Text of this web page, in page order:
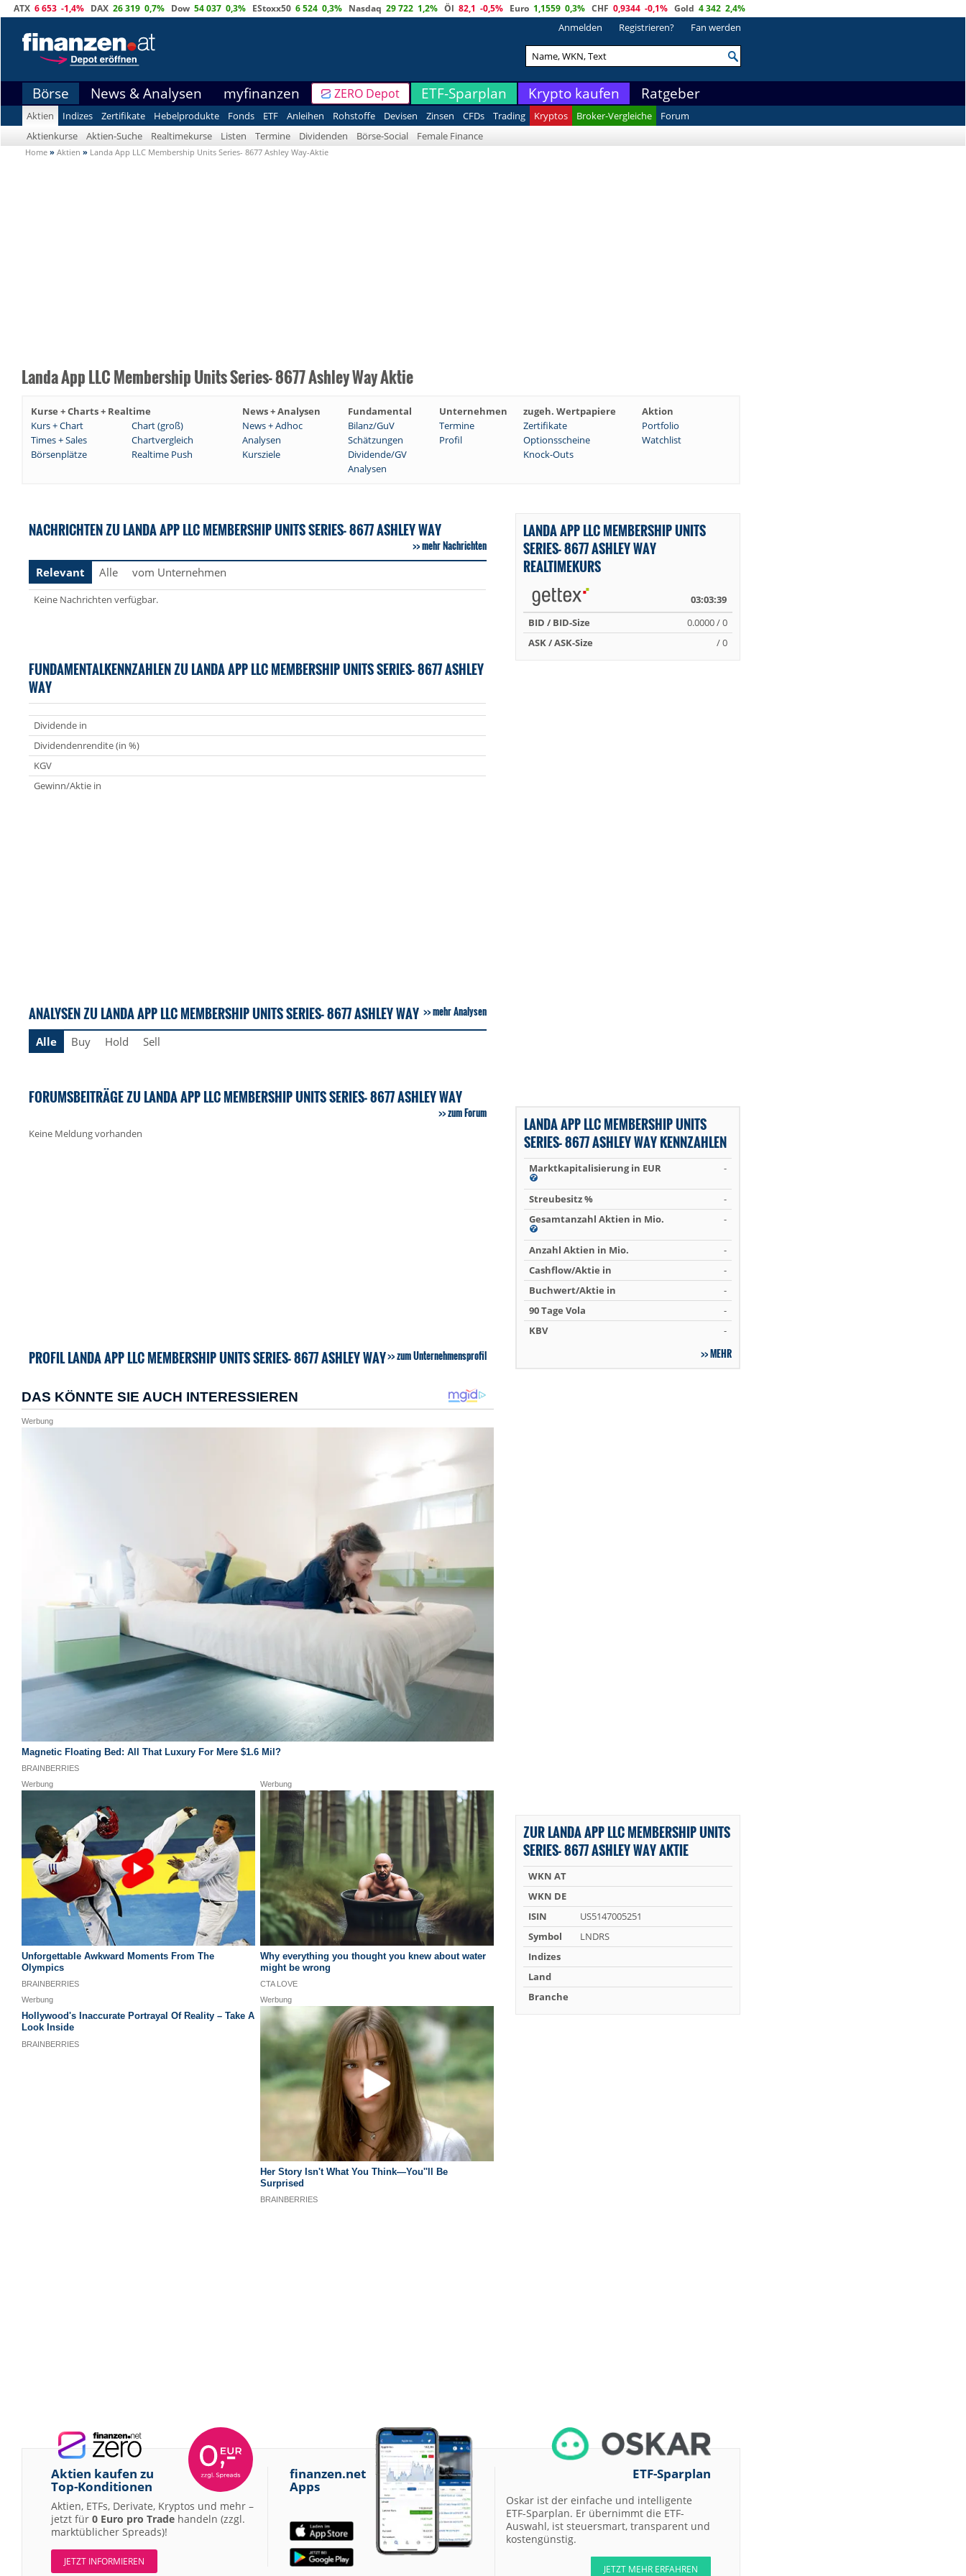
ATX 6 653 -1,4% DAX 26 319 0,7% Dow 54 037 0,3% EStoxx50 6 524 0,3% Nasdaq 29 722 1,2% Öl 82,1 -0,5% Euro 1,1559 0,3% CHF 0,9344 -0,1% Gold 4 342 2,4%
Anmelden Registrieren? Fan werden
Börse News & Analysen myfinanzen ZERO Depot ETF-Sparplan Krypto kaufen Ratgeber
Aktien Indizes Zertifikate Hebelprodukte Fonds ETF Anleihen Rohstoffe Devisen Zinsen CFDs Trading Kryptos Broker-Vergleiche
Forum
Aktienkurse
Aktien-Suche Realtimekurse Listen Termine Dividenden Börse-Social Female Finance
Home » Aktien » Landa App LLC Membership Units Series- 8677 Ashley Way-Aktie
Landa App LLC Membership Units Series- 8677 Ashley Way Aktie
Kurse + Charts + Realtime News + Analysen Fundamental Unternehmen zugeh. Wertpapiere
Aktion
Kurs + Chart
Chart (groß) News + Adhoc Bilanz/GuV Termine Zertifikate
Portfolio
Times + Sales
Chartvergleich Analysen Schätzungen Profil Optionsscheine
Watchlist
Börsenplätze
Realtime Push Kursziele Dividende/GV
Knock-Outs
Analysen
NACHRICHTEN ZU LANDA APP LLC MEMBERSHIP UNITS SERIES- 8677 ASHLEY WAY
mehr Nachrichten
Relevant
Alle vom Unternehmen
Keine Nachrichten verfügbar.
FUNDAMENTALKENNZAHLEN ZU LANDA APP LLC MEMBERSHIP UNITS SERIES- 8677 ASHLEY
WAY
Dividende in
Dividendenrendite (in %)
KGV
Gewinn/Aktie in
ANALYSEN ZU LANDA APP LLC MEMBERSHIP UNITS SERIES- 8677 ASHLEY WAY mehr Analysen
Alle Buy Hold Sell
FORUMSBEITRÄGE ZU LANDA APP LLC MEMBERSHIP UNITS SERIES- 8677 ASHLEY WAY
zum Forum
Keine Meldung vorhanden
PROFIL LANDA APP LLC MEMBERSHIP UNITS SERIES- 8677 ASHLEY WAY zum Unternehmensprofil
LANDA APP LLC MEMBERSHIP UNITS
SERIES- 8677 ASHLEY WAY
REALTIMEKURS
03:03:39
BID / BID-Size
0.0000 / 0
ASK / ASK-Size
/ 0
LANDA APP LLC MEMBERSHIP UNITS
SERIES- 8677 ASHLEY WAY KENNZAHLEN
Marktkapitalisierung in EUR -
Streubesitz %
-
Gesamtanzahl Aktien in Mio.
-
Anzahl Aktien in Mio.
-
Cashflow/Aktie in
-
Buchwert/Aktie in
-
90 Tage Vola
-
KBV
-
MEHR
ZUR LANDA APP LLC MEMBERSHIP UNITS
SERIES- 8677 ASHLEY WAY AKTIE
WKN AT
WKN DE
ISIN
US5147005251
Symbol
LNDRS
Indizes
Land
Branche
Aktien kaufen zu
Top-Konditionen
Aktien, ETFs, Derivate, Kryptos und mehr –
jetzt für 0 Euro pro Trade handeln (zzgl.
marktüblicher Spreads)!
JETZT INFORMIEREN
finanzen.net
Apps
ETF-Sparplan
Oskar ist der einfache und intelligente
ETF-Sparplan. Er übernimmt die ETF-
Auswahl, ist steuersmart, transparent und
kostengünstig.
JETZT MEHR ERFAHREN